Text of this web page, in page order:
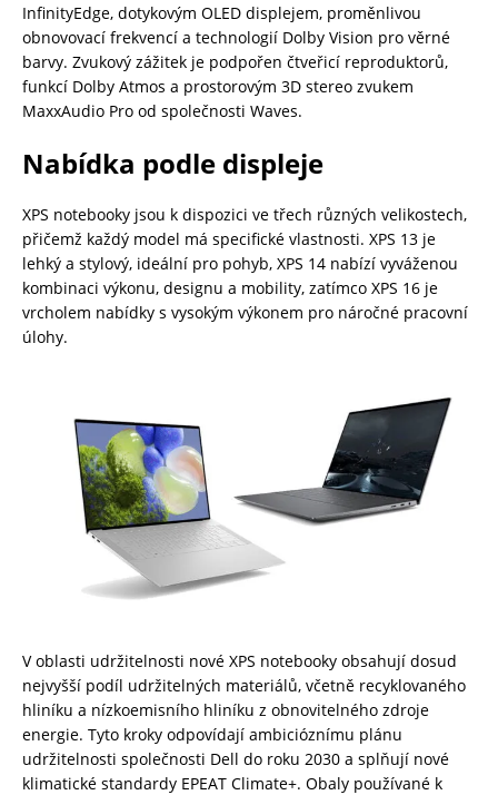
InfinityEdge, dotykovým OLED displejem, proměnlivou
obnovovací frekvencí a technologií Dolby Vision pro věrné
barvy. Zvukový zážitek je podpořen čtveřicí reproduktorů,
funkcí Dolby Atmos a prostorovým 3D stereo zvukem
MaxxAudio Pro od společnosti Waves.
Nabídka podle displeje
XPS notebooky jsou k dispozici ve třech různých velikostech,
přičemž každý model má specifické vlastnosti. XPS 13 je
lehký a stylový, ideální pro pohyb, XPS 14 nabízí vyváženou
kombinaci výkonu, designu a mobility, zatímco XPS 16 je
vrcholem nabídky s vysokým výkonem pro náročné pracovní
úlohy.
V oblasti udržitelnosti nové XPS notebooky obsahují dosud
nejvyšší podíl udržitelných materiálů, včetně recyklovaného
hliníku a nízkoemisního hliníku z obnovitelného zdroje
energie. Tyto kroky odpovídají ambicióznímu plánu
udržitelnosti společnosti Dell do roku 2030 a splňují nové
klimatické standardy EPEAT Climate+. Obaly používané k